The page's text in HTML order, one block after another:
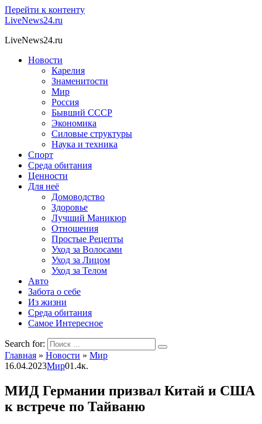
Перейти к контенту
LiveNews24.ru
LiveNews24.ru
Новости
Карелия
Знаменитости
Мир
Россия
Бывший СССР
Экономика
Силовые структуры
Наука и техника
Спорт
Среда обитания
Ценности
Для неё
Домоводство
Здоровье
Лучший Маникюр
Отношения
Простые Рецепты
Уход за Волосами
Уход за Лицом
Уход за Телом
Авто
Забота о себе
Из жизни
Среда обитания
Самое Интересное
Search for:
Главная » Новости » Мир
16.04.2023Мир01.4к.
МИД Германии призвал Китай и США
к встрече по Тайваню